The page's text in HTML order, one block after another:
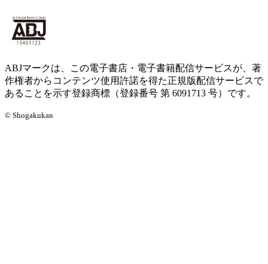
ABJマークは、この電子書店・電子書籍配信サービスが、著
作権者からコンテンツ使用許諾を得た正規版配信サービスで
あることを示す登録商標（登録番号 第 6091713 号）です。
© Shogakukan